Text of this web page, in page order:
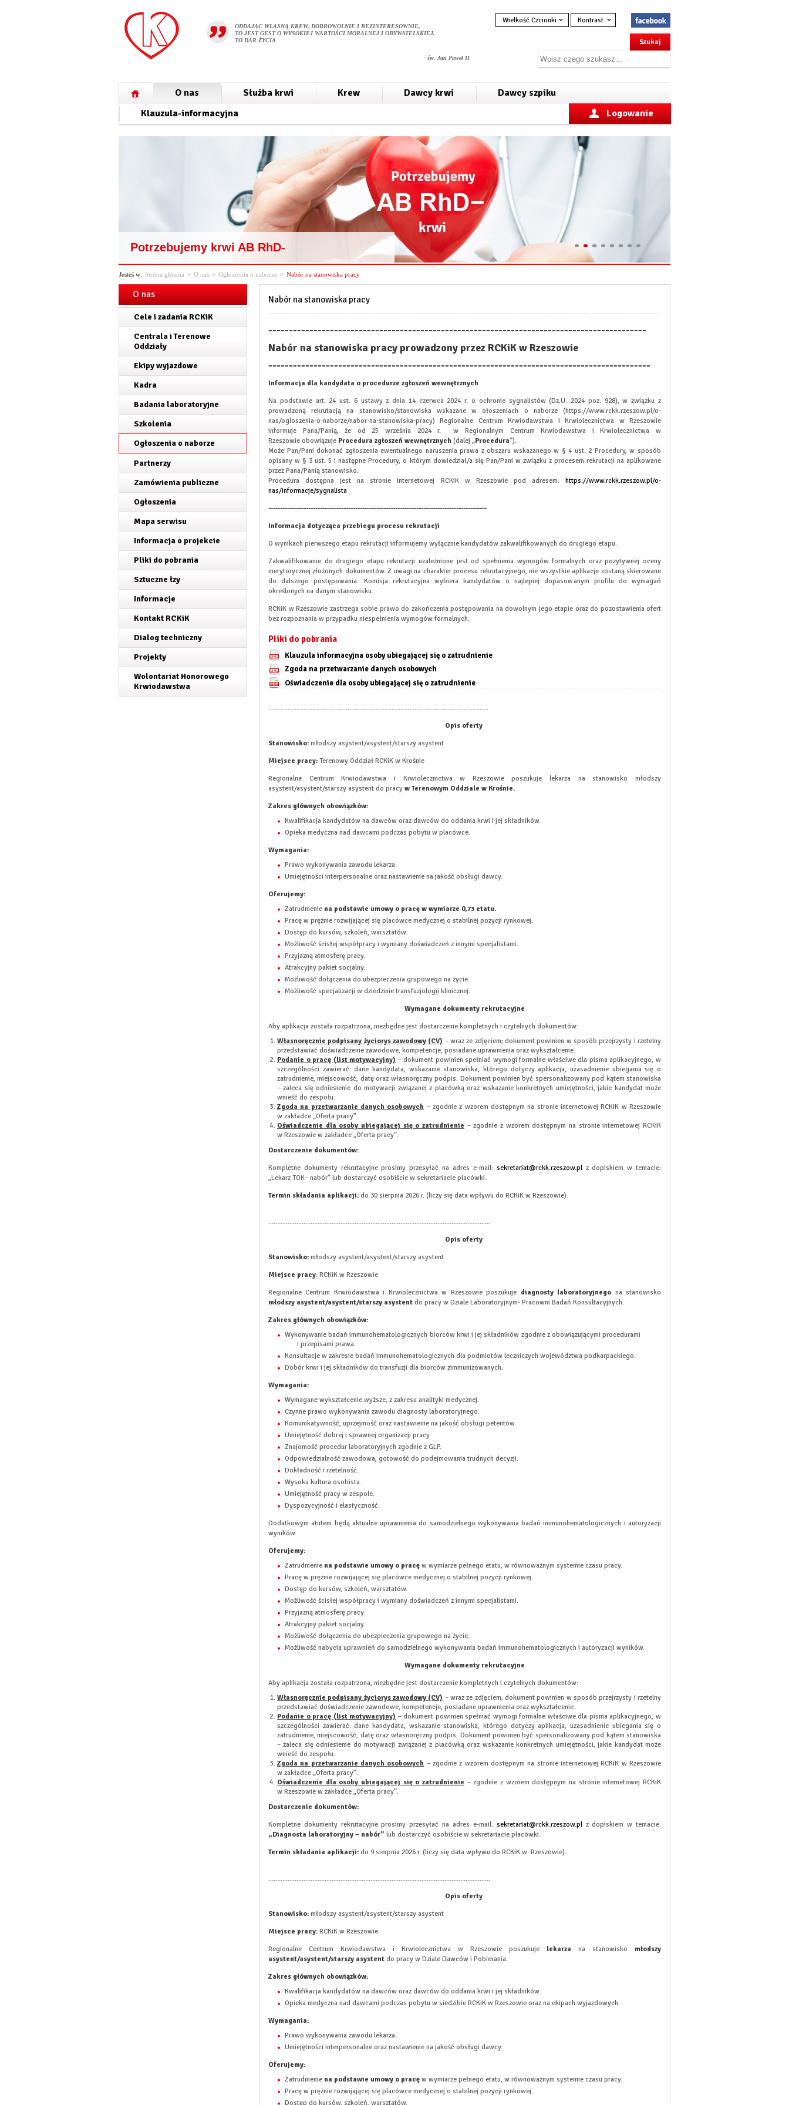
ODDAJĄC WŁASNĄ KREW, DOBROWOLNIE I BEZINTERESOWNIE,
TO JEST GEST O WYSOKIEJ WARTOŚCI MORALNEJ I OBYWATELSKIEJ.
TO DAR ŻYCIA
- św. Jan Paweł II
Wielkość Czcionki Kontrast
O nas Służba krwi Krew Dawcy krwi
Dawcy szpiku
Klauzula-informacyjna
Logowanie
Potrzebujemy krwi AB RhD-
Jesteś w: Strona główna > O nas > Ogłoszenia o naborze > Nabór na stanowiska pracy
O nas
Cele i zadania RCKiK
Centrala i Terenowe
Oddziały
Ekipy wyjazdowe
Kadra
Badania laboratoryjne
Szkolenia
Ogłoszenia o naborze
Partnerzy
Zamówienia publiczne
Ogłoszenia
Mapa serwisu
Informacja o projekcie
Pliki do pobrania
Sztuczne łzy
Informacje
Kontakt RCKiK
Dialog techniczny
Projekty
Wolontariat Honorowego
Krwiodawstwa
Nabór na stanowiska pracy
--------------------------------------------------------------------------------------------
Nabór na stanowiska pracy prowadzony przez RCKiK w Rzeszowie
---------------------------------------------------------------------------------------------
Informacja dla kandydata o procedurze zgłoszeń wewnętrznych
Na podstawie art. 24 ust. 6 ustawy z dnia 14 czerwca 2024 r. o ochronie sygnalistów (Dz.U. 2024 poz. 928), w związku z
prowadzoną rekrutacją na stanowisko/stanowiska wskazane w ołoszeniach o naborze (https://www.rckk.rzeszow.pl/o-
nas/ogloszenia-o-naborze/nabor-na-stanowiska-pracy) Regionalne Centrum Krwiodawstwa i Krwiolecznictwa w Rzeszowie
informuje Pana/Panią, że od 25 września 2024 r. w Regionalnym Centrum Krwiodawstwa i Krwiolecznictwa w
Rzeszowie obowiązuje Procedura zgłoszeń wewnętrznych (dalej „Procedura”).
Może Pan/Pani dokonać zgłoszenia ewentualnego naruszenia prawa z obszaru wskazanego w § 4 ust. 2 Procedury, w sposób
opisany w § 3 ust. 5 i następne Procedury, o którym dowiedział/a się Pan/Pani w związku z procesem rekrutacji na aplikowane
przez Pana/Panią stanowisko.
Procedura dostępna jest na stronie internetowej RCKiK w Rzeszowie pod adresem: https://www.rckk.rzeszow.pl/o-
nas/informacje/sygnalista
---------------------------------------------------------------------------------------------
Informacja dotycząca przebiegu procesu rekrutacji
O wynikach pierwszego etapu rekrutacji informujemy wyłącznie kandydatów zakwalifikowanych do drugiego etapu.
Zakwalifikowanie do drugiego etapu rekrutacji uzależnione jest od spełnienia wymogów formalnych oraz pozytywnej oceny
merytorycznej złożonych dokumentów. Z uwagi na charakter procesu rekrutacyjnego, nie wszystkie aplikacje zostaną skierowane
do dalszego postępowania. Komisja rekrutacyjna wybiera kandydatów o najlepiej dopasowanym profilu do wymagań
określonych na danym stanowisku.
RCKiK w Rzeszowie zastrzega sobie prawo do zakończenia postępowania na dowolnym jego etapie oraz do pozostawienia ofert
bez rozpoznania w przypadku niespełnienia wymogów formalnych.
Pliki do pobrania
Klauzula informacyjna osoby ubiegającej się o zatrudnienie
Zgoda na przetwarzanie danych osobowych
Oświadczenie dla osoby ubiegającej się o zatrudnienie
.............................................................................................................................
Opis oferty
Stanowisko: młodszy asystent/asystent/starszy asystent
Miejsce pracy: Terenowy Oddział RCKiK w Krośnie
Regionalne Centrum Krwiodawstwa i Krwiolecznictwa w Rzeszowie poszukuje lekarza na stanowisko młodszy
asystent/asystent/starszy asystent do pracy w Terenowym Oddziale w Krośnie.
Zakres głównych obowiązków:
Kwalifikacja kandydatów na dawców oraz dawców do oddania krwi i jej składników.
Opieka medyczna nad dawcami podczas pobytu w placówce.
Wymagania:
Prawo wykonywania zawodu lekarza.
Umiejętności interpersonalne oraz nastawienie na jakość obsługi dawcy.
Oferujemy:
Zatrudnienie na podstawie umowy o pracę w wymiarze 0,73 etatu.
Pracę w prężnie rozwijającej się placówce medycznej o stabilnej pozycji rynkowej.
Dostęp do kursów, szkoleń, warsztatów.
Możliwość ścisłej współpracy i wymiany doświadczeń z innymi specjalistami.
Przyjazną atmosferę pracy.
Atrakcyjny pakiet socjalny.
Możliwość dołączenia do ubezpieczenia grupowego na życie.
Możliwość specjalizacji w dziedzinie transfuzjologii klinicznej.
Wymagane dokumenty rekrutacyjne
Aby aplikacja została rozpatrzona, niezbędne jest dostarczenie kompletnych i czytelnych dokumentów:
Własnoręcznie podpisany życiorys zawodowy (CV) – wraz ze zdjęciem; dokument powinien w sposób przejrzysty i rzetelny
przedstawiać doświadczenie zawodowe, kompetencje, posiadane uprawnienia oraz wykształcenie.
Podanie o pracę (list motywacyjny) – dokument powinien spełniać wymogi formalne właściwe dla pisma aplikacyjnego, w
szczególności zawierać: dane kandydata, wskazanie stanowiska, którego dotyczy aplikacja, uzasadnienie ubiegania się o
zatrudnienie, miejscowość, datę oraz własnoręczny podpis. Dokument powinien być spersonalizowany pod kątem stanowiska
– zaleca się odniesienie do motywacji związanej z placówką oraz wskazanie konkretnych umiejętności, jakie kandydat może
wnieść do zespołu.
Zgoda na przetwarzanie danych osobowych – zgodnie z wzorem dostępnym na stronie internetowej RCKiK w Rzeszowie
w zakładce „Oferta pracy”.
Oświadczenie dla osoby ubiegającej się o zatrudnienie – zgodnie z wzorem dostępnym na stronie internetowej RCKiK
w Rzeszowie w zakładce „Oferta pracy”.
Dostarczenie dokumentów:
Kompletne dokumenty rekrutacyjne prosimy przesyłać na adres e-mail: sekretariat@rckk.rzeszow.plz dopiskiem w temacie:
„Lekarz TOK– nabór” lub dostarczyć osobiście w sekretariacie placówki.
Termin składania aplikacji: do 30 sierpnia 2026 r. (liczy się data wpływu do RCKiK w Rzeszowie).
..............................................................................................................................
Opis oferty
Stanowisko: młodszy asystent/asystent/starszy asystent
Miejsce pracy: RCKiK w Rzeszowie
Regionalne Centrum Krwiodawstwa i Krwiolecznictwa w Rzeszowie poszukuje diagnosty laboratoryjnego na stanowisko
młodszy asystent/asystent/starszy asystent do pracy w Dziale Laboratoryjnym- Pracowni Badań Konsultacyjnych.
Zakres głównych obowiązków:
Wykonywanie badań immunohematologicznych biorców krwi i jej składników zgodnie z obowiązującymi procedurami
i przepisami prawa.
Konsultacje w zakresie badań immunohematologicznych dla podmiotów leczniczych województwa podkarpackiego.
Dobór krwi i jej składników do transfuzji dla biorców zimmunizowanych.
Wymagania:
Wymagane wykształcenie wyższe, z zakresu analityki medycznej.
Czynne prawo wykonywania zawodu diagnosty laboratoryjnego.
Komunikatywność, uprzejmość oraz nastawienie na jakość obsługi petentów.
Umiejętność dobrej i sprawnej organizacji pracy.
Znajomość procedur laboratoryjnych zgodnie z GLP.
Odpowiedzialność zawodowa, gotowość do podejmowania trudnych decyzji.
Dokładność i rzetelność.
Wysoka kultura osobista.
Umiejętność pracy w zespole.
Dyspozycyjność i elastyczność.
Dodatkowym atutem będą aktualne uprawnienia do samodzielnego wykonywania badań immunohematologicznych i autoryzacji
wyników.
Oferujemy:
Zatrudnienie na podstawie umowy o pracę w wymiarze pełnego etatu, w równoważnym systemie czasu pracy.
Pracę w prężnie rozwijającej się placówce medycznej o stabilnej pozycji rynkowej.
Dostęp do kursów, szkoleń, warsztatów.
Możliwość ścisłej współpracy i wymiany doświadczeń z innymi specjalistami.
Przyjazną atmosferę pracy.
Atrakcyjny pakiet socjalny.
Możliwość dołączenia do ubezpieczenia grupowego na życie.
Możliwość nabycia uprawnień do samodzielnego wykonywania badań immunohematologicznych i autoryzacji wyników.
Wymagane dokumenty rekrutacyjne
Aby aplikacja została rozpatrzona, niezbędne jest dostarczenie kompletnych i czytelnych dokumentów:
Własnoręcznie podpisany życiorys zawodowy (CV) – wraz ze zdjęciem; dokument powinien w sposób przejrzysty i rzetelny
przedstawiać doświadczenie zawodowe, kompetencje, posiadane uprawnienia oraz wykształcenie.
Podanie o pracę (list motywacyjny) – dokument powinien spełniać wymogi formalne właściwe dla pisma aplikacyjnego, w
szczególności zawierać: dane kandydata, wskazanie stanowiska, którego dotyczy aplikacja, uzasadnienie ubiegania się o
zatrudnienie, miejscowość, datę oraz własnoręczny podpis. Dokument powinien być spersonalizowany pod kątem stanowiska
– zaleca się odniesienie do motywacji związanej z placówką oraz wskazanie konkretnych umiejętności, jakie kandydat może
wnieść do zespołu.
Zgoda na przetwarzanie danych osobowych – zgodnie z wzorem dostępnym na stronie internetowej RCKiK w Rzeszowie
w zakładce „Oferta pracy”.
Oświadczenie dla osoby ubiegającej się o zatrudnienie – zgodnie z wzorem dostępnym na stronie internetowej RCKiK
w Rzeszowie w zakładce „Oferta pracy”.
Dostarczenie dokumentów:
Kompletne dokumenty rekrutacyjne prosimy przesyłać na adres e-mail: sekretariat@rckk.rzeszow.plz dopiskiem w temacie:
„Diagnosta laboratoryjny – nabór” lub dostarczyć osobiście w sekretariacie placówki.
Termin składania aplikacji: do 9 sierpnia 2026 r. (liczy się data wpływu do RCKiK w Rzeszowie).
..............................................................................................................................
Opis oferty
Stanowisko: młodszy asystent/asystent/starszy asystent
Miejsce pracy: RCKiK w Rzeszowie
Regionalne Centrum Krwiodawstwa i Krwiolecznictwa w Rzeszowie poszukuje lekarza na stanowisko młodszy
asystent/asystent/starszy asystent do pracy w Dziale Dawców i Pobierania.
Zakres głównych obowiązków:
Kwalifikacja kandydatów na dawców oraz dawców do oddania krwi i jej składników.
Opieka medyczna nad dawcami podczas pobytu w siedzibie RCKiK w Rzeszowie oraz na ekipach wyjazdowych.
Wymagania:
Prawo wykonywania zawodu lekarza.
Umiejętności interpersonalne oraz nastawienie na jakość obsługi dawcy.
Oferujemy:
Zatrudnienie na podstawie umowy o pracę w wymiarze pełnego etatu, w równoważnym systemie czasu pracy.
Pracę w prężnie rozwijającej się placówce medycznej o stabilnej pozycji rynkowej.
Dostęp do kursów, szkoleń, warsztatów.